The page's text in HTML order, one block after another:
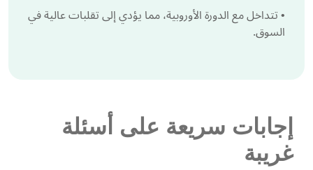
•تتداخل مع الدورة الأوروبية، مما يؤدي إلى تقلبات عالية في
السوق.
إجابات سريعة على أسئلة
غريبة